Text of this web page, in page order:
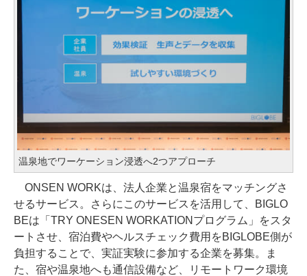
温泉地でワーケーション浸透へ2つアプローチ
ONSEN WORKは、法人企業と温泉宿をマッチングさ
せるサービス。さらにこのサービスを活用して、BIGLO
BEは「TRY ONESEN WORKATIONプログラム」をスタ
ートさせ、宿泊費やヘルスチェック費用をBIGLOBE側が
負担することで、実証実験に参加する企業を募集。ま
た、宿や温泉地へも通信設備など、リモートワーク環境